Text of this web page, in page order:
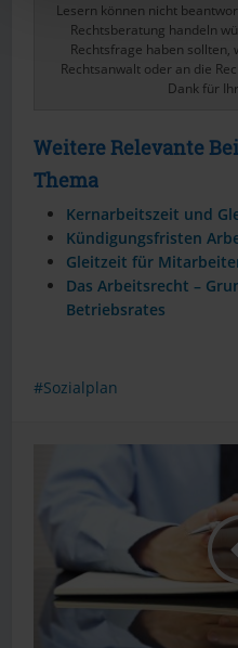
Lesern können nicht
Rechtsberatung handeln
Rechtsfrage haben sollten,
Rechtsanwalt oder an die
Dank für
Weitere Relevante
Thema
Kernarbeitszeit und
Kündigungsfristen
Gleitzeit für
Das Arbeitsrecht –
Betriebsrates
Sozialplan